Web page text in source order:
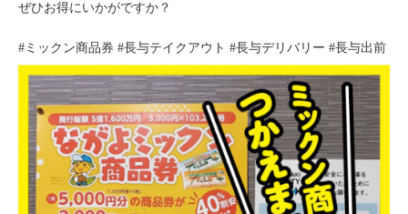
ぜひお得にいかがですか？
#ミックン商品券 #長与テイクアウト #長与デリバリー #長与出前